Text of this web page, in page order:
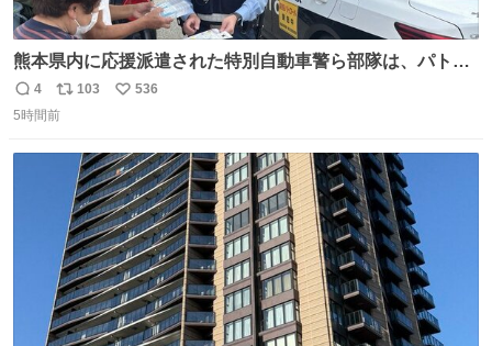
熊本県内に応援派遣された特別自動車警ら部隊は、パトロ
ールを通じて車中泊者への声掛けも行っています。写真
は、福岡県警察の特別自動車警ら部隊が八代警察署管内の
す。こまめな水分・塩分補給を行ってください。 #令和８
年熊本地震 #福岡県警察
返
信
4
リ
ポ
103
い
数
536
5時間前